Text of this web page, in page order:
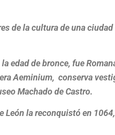
de la cultura de una ciudad
edad de bronce, fue
Aeminium, conserva
Machado de Castro.
León la reconquistó en 1064,